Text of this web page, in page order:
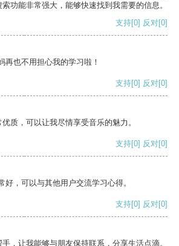
功能非常强大，能够快速找到我需要的信息。
支持[0] 反对[0]
再也不用担心我的学习啦！
支持[0] 反对[0]
质，可以让我尽情享受音乐的魅力。
支持[0] 反对[0]
好，可以与其他用户交流学习心得。
支持[0] 反对[0]
，让我能够与朋友保持联系，分享生活点滴。